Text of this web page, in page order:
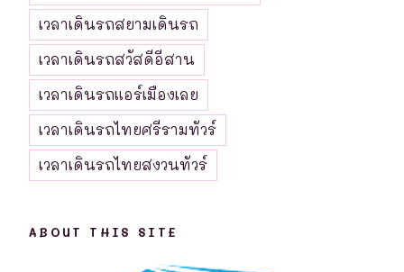
เวลาเดินรถสยามเดินรถ
เวลาเดินรถสวัสดีอีสาน
เวลาเดินรถแอร์เมืองเลย
เวลาเดินรถไทยศรีรามทัวร์
เวลาเดินรถไทยสงวนทัวร์
ABOUT THIS SITE